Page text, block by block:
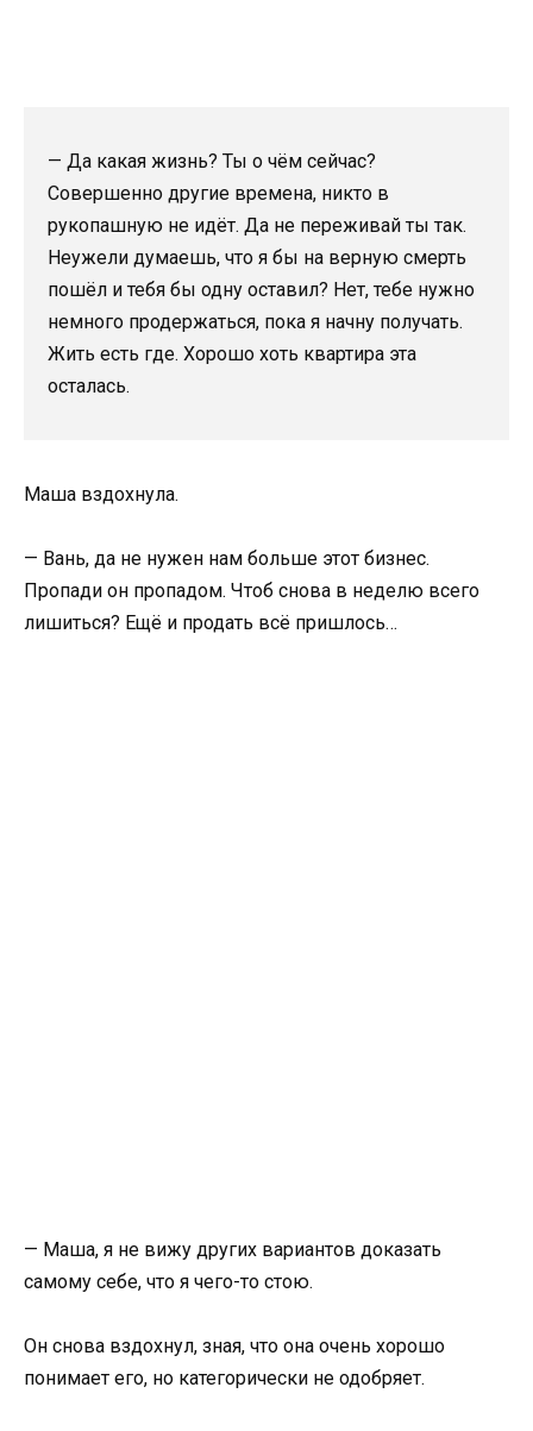
— Да какая жизнь? Ты о чём сейчас?
Совершенно другие времена, никто в
рукопашную не идёт. Да не переживай ты так.
Неужели думаешь, что я бы на верную смерть
пошёл и тебя бы одну оставил? Нет, тебе нужно
немного продержаться, пока я начну получать.
Жить есть где. Хорошо хоть квартира эта
осталась.
Маша вздохнула.
— Вань, да не нужен нам больше этот бизнес.
Пропади он пропадом. Чтоб снова в неделю всего
лишиться? Ещё и продать всё пришлось…
— Маша, я не вижу других вариантов доказать
самому себе, что я чего-то стою.
Он снова вздохнул, зная, что она очень хорошо
понимает его, но категорически не одобряет.